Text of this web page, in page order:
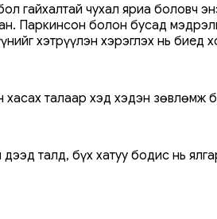
гайхалтай чухал яриа боловч
Паркинсон болон бусад
хэтрүүлэн хэрэглэх нь
талаар хэд хэдэн зөвлөмж
талд, бүх хатуу бодис нь